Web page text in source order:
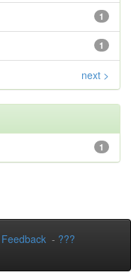
1
1
next >
1
Feedback - ???